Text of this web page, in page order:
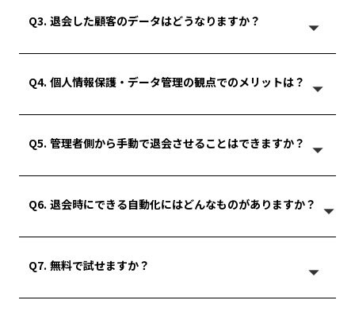
お客様アカウントに対応しています。移行で使えなくなった
Q3. 退会した顧客のデータはどうなりますか？ arrow_drop_up
所/電話番号の削除・マーケティング同意の解除を自動で行いま
Q4. 個人情報保護・データ管理の観点でのメリットは？ arrow_drop_up
す。手作業だと処理漏れが生じ「退会済みなのにデータが残
Q5. 管理者側から手動で退会させることはできますか？ arrow_drop_up
Q6. 退会時にできる自動化にはどんなものがありますか？ arrow_drop_up
ト、メタフィールドの削除に加え、Shopify Flow連携でスタッ
Q7. 無料で試せますか？ arrow_drop_up